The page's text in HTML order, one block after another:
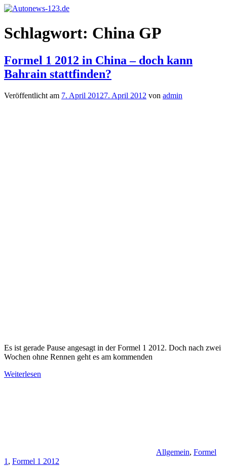
Zum
springen
Autonews-
123.de
Autonews
mit
Schlagwort: China GP
Formel 1 2012 in China – doch kann
Bahrain stattfinden?
Veröffentlicht am 7. April 20127. April 2012 von admin
Es ist gerade Pause angesagt in der Formel 1 2012. Doch nach zwei
Wochen ohne Rennen geht es am kommenden
Weiterlesen
Allgemein, Formel
1 , Formel 1 2012